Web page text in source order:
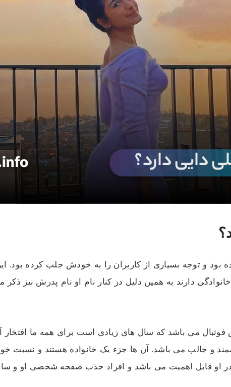
بود و توجه بسیاری از کاربران را به خودش جلب کرده بود.
دارند به همین دلیل در کنار نام او نام پدرش نیز ذکر
می باشد که سال های زیادی است برای همه ما افتخار
و جالب می باشد. آن ها جزء یک خانواده هستند و نسبت
او قابل اهمیت می باشد و افراد جذب صفحه شخصی او و